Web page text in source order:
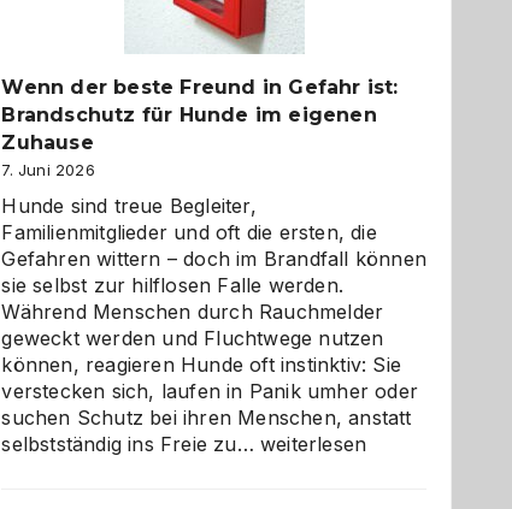
Wenn der beste Freund in Gefahr ist:
Brandschutz für Hunde im eigenen
Zuhause
7. Juni 2026
Hunde sind treue Begleiter,
Familienmitglieder und oft die ersten, die
Gefahren wittern – doch im Brandfall können
sie selbst zur hilflosen Falle werden.
Während Menschen durch Rauchmelder
geweckt werden und Fluchtwege nutzen
können, reagieren Hunde oft instinktiv: Sie
verstecken sich, laufen in Panik umher oder
suchen Schutz bei ihren Menschen, anstatt
selbstständig ins Freie zu… Wenn
weiterlesen